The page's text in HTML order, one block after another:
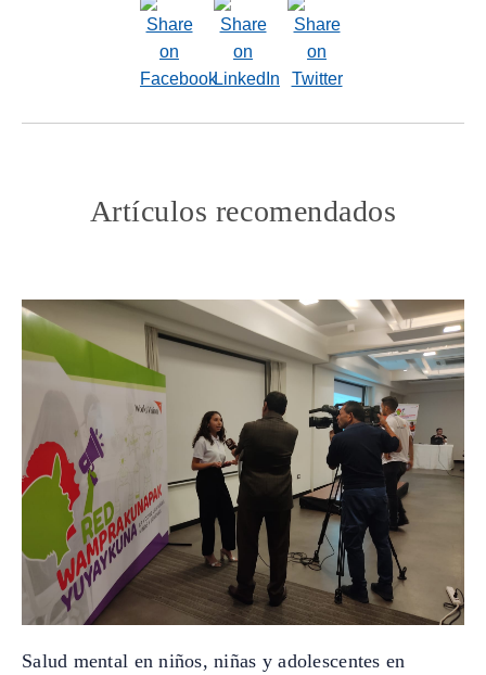
Artículos recomendados
Salud mental en niños, niñas y adolescentes en